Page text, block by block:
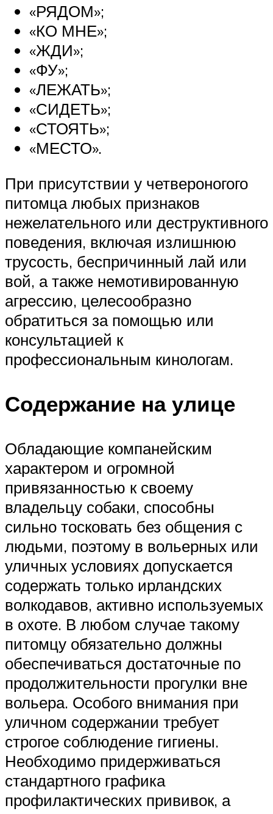
«РЯДОМ»;
«КО МНЕ»;
«ЖДИ»;
«ФУ»;
«ЛЕЖАТЬ»;
«СИДЕТЬ»;
«СТОЯТЬ»;
«МЕСТО».
При присутствии у четвероногого
питомца любых признаков
нежелательного или деструктивного
поведения, включая излишнюю
трусость, беспричинный лай или
вой, а также немотивированную
агрессию, целесообразно
обратиться за помощью или
консультацией к
профессиональным кинологам.
Содержание на улице
Обладающие компанейским
характером и огромной
привязанностью к своему
владельцу собаки, способны
сильно тосковать без общения с
людьми, поэтому в вольерных или
уличных условиях допускается
содержать только ирландских
волкодавов, активно используемых
в охоте. В любом случае такому
питомцу обязательно должны
обеспечиваться достаточные по
продолжительности прогулки вне
вольера. Особого внимания при
уличном содержании требует
строгое соблюдение гигиены.
Необходимо придерживаться
стандартного графика
профилактических прививок, а